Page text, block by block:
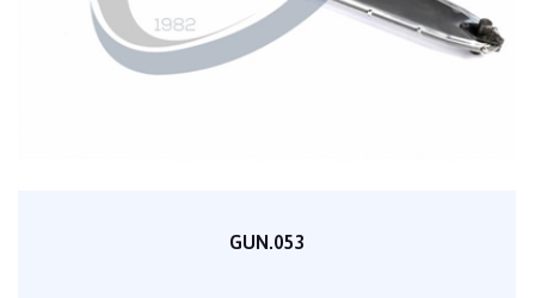
GUN.053